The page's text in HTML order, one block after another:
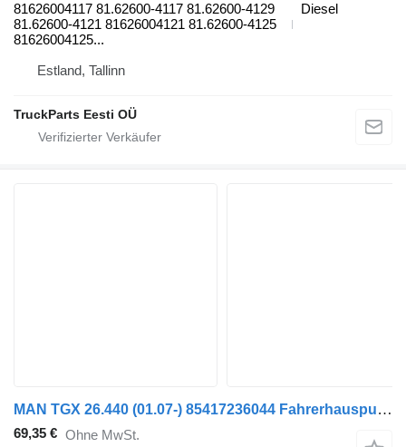
81626004117 81.62600-4117 81.62600-4129
81.62600-4121 81626004121 81.62600-4125
81626004125...
Diesel
Estland, Tallinn
TruckParts Eesti OÜ
MAN TGX 26.440 (01.07-) 85417236044 Fahrerhauspumpe für MAN TGL, TGM, TGS, TGX (2005-2021) Sattelzugmaschine
69,35 € Ohne MwSt.